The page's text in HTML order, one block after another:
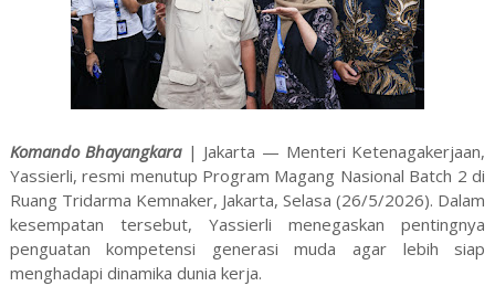
Komando Bhayangkara| Jakarta — Menteri Ketenagakerjaan,
Yassierli, resmi menutup Program Magang Nasional Batch 2 di
Ruang Tridarma Kemnaker, Jakarta, Selasa (26/5/2026). Dalam
kesempatan tersebut, Yassierli menegaskan pentingnya
penguatan kompetensi generasi muda agar lebih siap
menghadapi dinamika dunia kerja.